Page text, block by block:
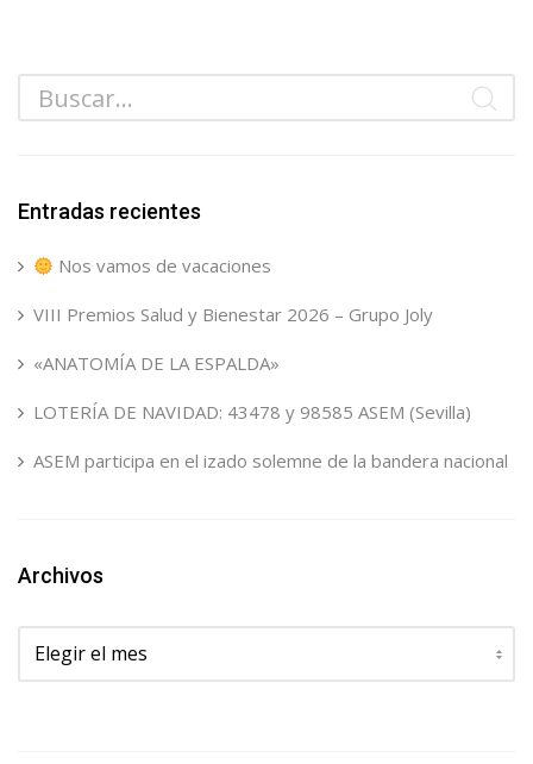
Entradas recientes
Nos vamos de vacaciones
VIII Premios Salud y Bienestar 2026 – Grupo Joly
«ANATOMÍA DE LA ESPALDA»
LOTERÍA DE NAVIDAD: 43478 y 98585 ASEM (Sevilla)
ASEM participa en el izado solemne de la bandera nacional
Archivos
Archivos